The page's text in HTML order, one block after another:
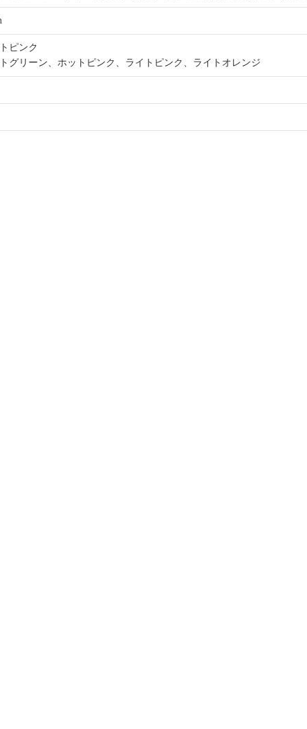
ピンク
グリーン、ホットピンク、ライトピンク、ライトオレンジ